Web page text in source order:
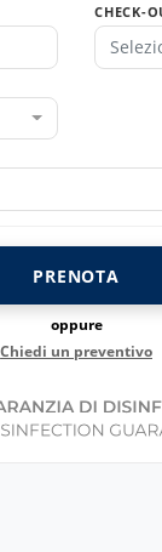
CHECK-
PRENOTA
oppure
Chiedi un preventivo